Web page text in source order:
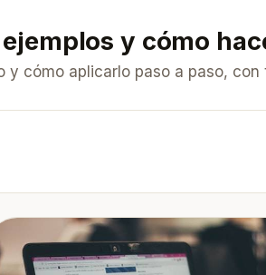
y cómo
cómo aplicarlo paso a paso,